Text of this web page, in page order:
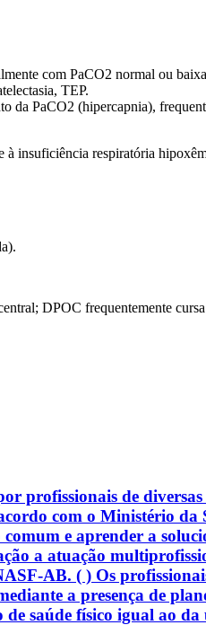
com PaCO2 normal ou
TEP.
PaCO2 (hipercapnia),
à insuficiência respiratória
DPOC frequentemente
profissionais de
com o Ministério da
e aprender a
a atuação
AB. ( ) Os
a presença de
saúde físico igual ao da